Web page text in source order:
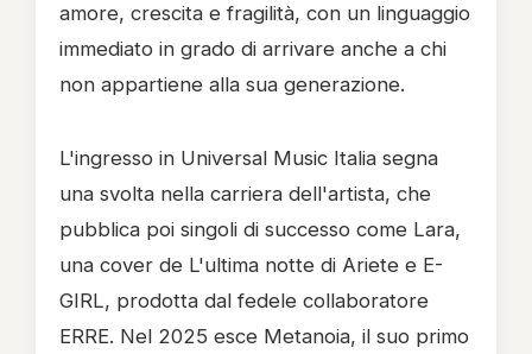
amore, crescita e fragilità, con un linguaggio
immediato in grado di arrivare anche a chi
non appartiene alla sua generazione.
L'ingresso in Universal Music Italia segna
una svolta nella carriera dell'artista, che
pubblica poi singoli di successo come Lara,
una cover de L'ultima notte di Ariete e E-
GIRL, prodotta dal fedele collaboratore
ERRE. Nel 2025 esce Metanoia, il suo primo